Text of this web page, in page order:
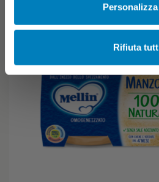
Personalizza
Rifiuta